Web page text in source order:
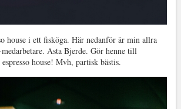
house i ett fisköga. Här nedanför är min allra
medarbetare. Asta Bjerde. Gör henne till
house! Mvh, partisk bästis.